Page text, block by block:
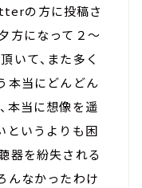
の方に投稿さ
方になって２～
いて、また多く
本当にどんどん
本当に想像を遥
というよりも困
器を紛失される
んなかったわけ